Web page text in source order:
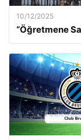
10/12/2025
“Öğretmene